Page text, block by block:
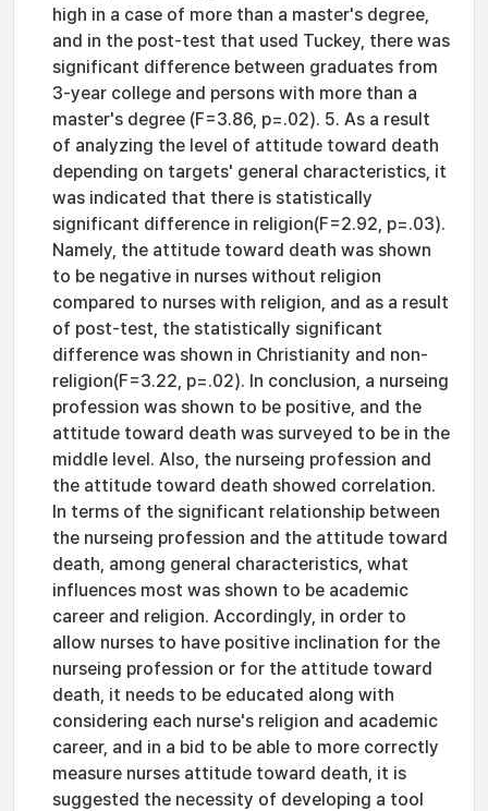
high in a case of more than a master's degree,
and in the post-test that used Tuckey, there was
significant difference between graduates from
3-year college and persons with more than a
master's degree (F=3.86, p=.02). 5. As a result
of analyzing the level of attitude toward death
depending on targets' general characteristics, it
was indicated that there is statistically
significant difference in religion(F=2.92, p=.03).
Namely, the attitude toward death was shown
to be negative in nurses without religion
compared to nurses with religion, and as a result
of post-test, the statistically significant
difference was shown in Christianity and non-
religion(F=3.22, p=.02). In conclusion, a nurseing
profession was shown to be positive, and the
attitude toward death was surveyed to be in the
middle level. Also, the nurseing profession and
the attitude toward death showed correlation.
In terms of the significant relationship between
the nurseing profession and the attitude toward
death, among general characteristics, what
influences most was shown to be academic
career and religion. Accordingly, in order to
allow nurses to have positive inclination for the
nurseing profession or for the attitude toward
death, it needs to be educated along with
considering each nurse's religion and academic
career, and in a bid to be able to more correctly
measure nurses attitude toward death, it is
suggested the necessity of developing a tool